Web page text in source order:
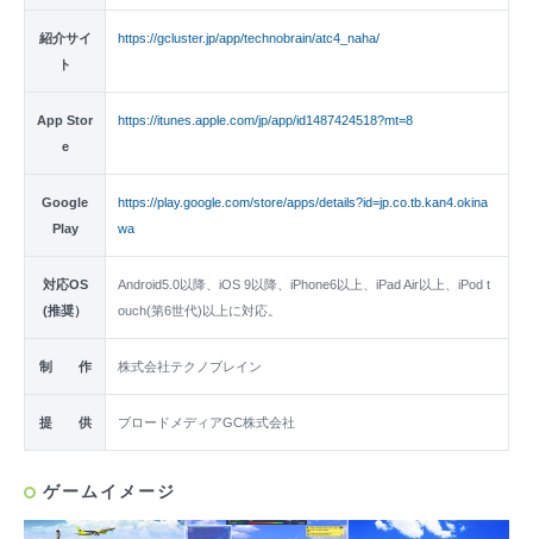
紹介サイ
ト
https://gcluster.jp/app/technobrain/atc4_naha/
App Stor
e
https://itunes.apple.com/jp/app/id1487424518?mt=8
Google
Play
https://play.google.com/store/apps/details?id=jp.co.tb.kan4.okina
wa
対応OS
(推奨）
Android5.0以降、iOS 9以降、iPhone6以上、iPad Air以上、iPod t
ouch(第6世代)以上に対応。
制 作 株式会社テクノブレイン
提 供 ブロードメディアGC株式会社
ゲームイメージ